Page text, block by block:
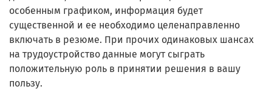
особенным графиком, информация будет
существенной и ее необходимо целенаправленно
включать в резюме. При прочих одинаковых шансах
на трудоустройство данные могут сыграть
положительную роль в принятии решения в вашу
пользу.